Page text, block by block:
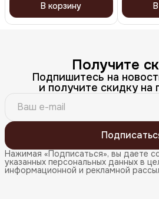
В корзину
Получите
Подпишитесь на
и получите скидку на
Нажимая «Подписаться», вы даете
указанных персональных данных в
информационной и рекламной